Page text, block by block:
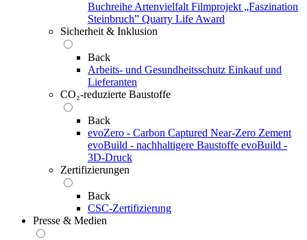
Buchreihe Artenvielfalt Filmprojekt „Faszination
Steinbruch” Quarry Life Award
Sicherheit & Inklusion
Back
Arbeits- und Gesundheitsschutz Einkauf und
Lieferanten
CO₂-reduzierte Baustoffe
Back
evoZero - Carbon Captured Near-Zero Zement
evoBuild - nachhaltigere Baustoffe evoBuild -
3D-Druck
Zertifizierungen
Back
CSC-Zertifizierung
Presse & Medien